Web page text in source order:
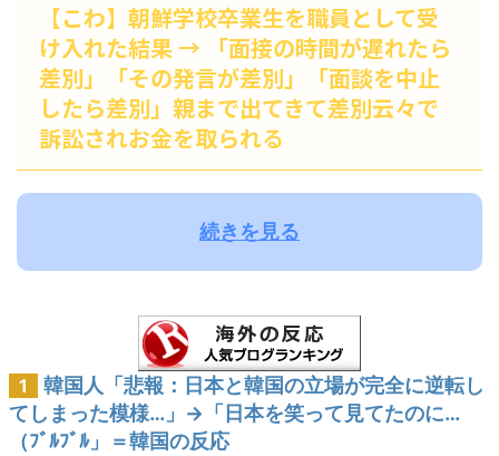
【こわ】朝鮮学校卒業生を職員として受
け入れた結果 → 「面接の時間が遅れたら
差別」「その発言が差別」「面談を中止
したら差別」親まで出てきて差別云々で
訴訟されお金を取られる
続きを見る
1
韓国人「悲報：日本と韓国の立場が完全に逆転し
てしまった模様…」→「日本を笑って見てたのに…
（ﾌﾞﾙﾌﾞﾙ」＝韓国の反応